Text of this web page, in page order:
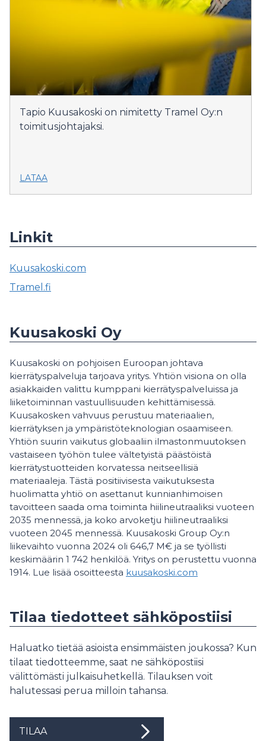
Tapio Kuusakoski on nimitetty Tramel Oy:n
toimitusjohtajaksi.
LATAA
Linkit
Kuusakoski.com
Tramel.fi
Kuusakoski Oy
Kuusakoski on pohjoisen Euroopan johtava
kierrätyspalveluja tarjoava yritys. Yhtiön visiona on olla
asiakkaiden valittu kumppani kierrätyspalveluissa ja
liiketoiminnan vastuullisuuden kehittämisessä.
Kuusakosken vahvuus perustuu materiaalien,
kierrätyksen ja ympäristöteknologian osaamiseen.
Yhtiön suurin vaikutus globaaliin ilmastonmuutoksen
vastaiseen työhön tulee vältetyistä päästöistä
kierrätystuotteiden korvatessa neitseellisiä
materiaaleja. Tästä positiivisesta vaikutuksesta
huolimatta yhtiö on asettanut kunnianhimoisen
tavoitteen saada oma toiminta hiilineutraaliksi vuoteen
2035 mennessä, ja koko arvoketju hiilineutraaliksi
vuoteen 2045 mennessä. Kuusakoski Group Oy:n
liikevaihto vuonna 2024 oli 646,7 M€ ja se työllisti
keskimäärin 1 742 henkilöä. Yritys on perustettu vuonna
1914. Lue lisää osoitteesta kuusakoski.com
Tilaa tiedotteet sähköpostiisi
Haluatko tietää asioista ensimmäisten joukossa? Kun
tilaat tiedotteemme, saat ne sähköpostiisi
välittömästi julkaisuhetkellä. Tilauksen voit
halutessasi perua milloin tahansa.
TILAA